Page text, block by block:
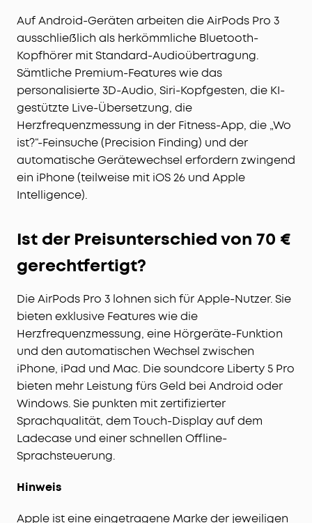
Auf Android-Geräten arbeiten die AirPods Pro 3
ausschließlich als herkömmliche Bluetooth-
Kopfhörer mit Standard-Audioübertragung.
Sämtliche Premium-Features wie das
personalisierte 3D-Audio, Siri-Kopfgesten, die KI-
gestützte Live-Übersetzung, die
Herzfrequenzmessung in der Fitness-App, die „Wo
ist?“-Feinsuche (Precision Finding) und der
automatische Gerätewechsel erfordern zwingend
ein iPhone (teilweise mit iOS 26 und Apple
Intelligence).
Ist der Preisunterschied von 70 €
gerechtfertigt?
Die AirPods Pro 3 lohnen sich für Apple-Nutzer. Sie
bieten exklusive Features wie die
Herzfrequenzmessung, eine Hörgeräte-Funktion
und den automatischen Wechsel zwischen
iPhone, iPad und Mac. Die soundcore Liberty 5 Pro
bieten mehr Leistung fürs Geld bei Android oder
Windows. Sie punkten mit zertifizierter
Sprachqualität, dem Touch-Display auf dem
Ladecase und einer schnellen Offline-
Sprachsteuerung.
Hinweis
Apple ist eine eingetragene Marke der jeweiligen